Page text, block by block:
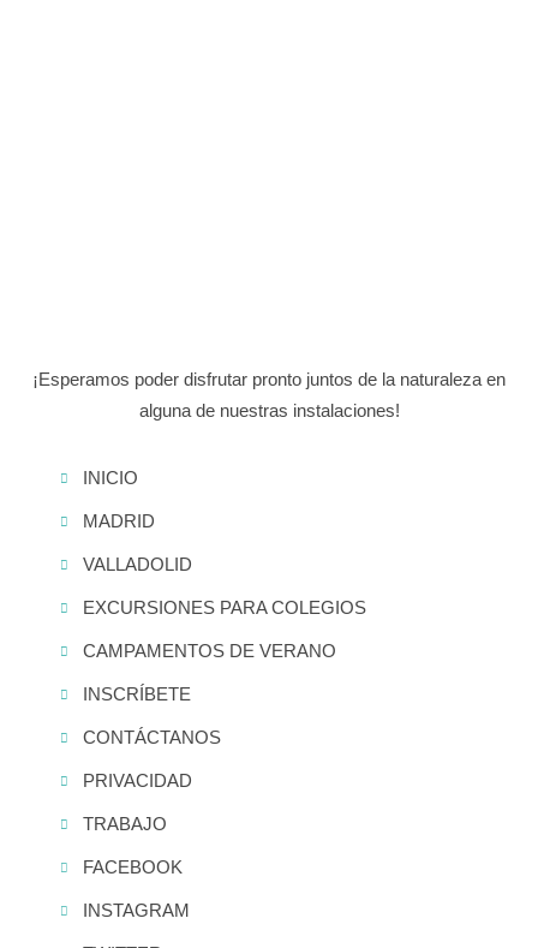
¡Esperamos poder disfrutar pronto juntos de la naturaleza en
alguna de nuestras instalaciones!
INICIO
MADRID
VALLADOLID
EXCURSIONES PARA COLEGIOS
CAMPAMENTOS DE VERANO
INSCRÍBETE
CONTÁCTANOS
PRIVACIDAD
TRABAJO
FACEBOOK
INSTAGRAM